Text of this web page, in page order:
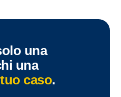
una
una
caso.